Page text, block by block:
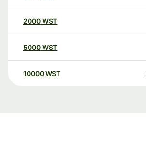
2000WST
5000WST
10000 WST